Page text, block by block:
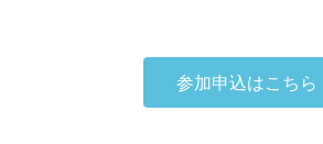
参加申込はこちら